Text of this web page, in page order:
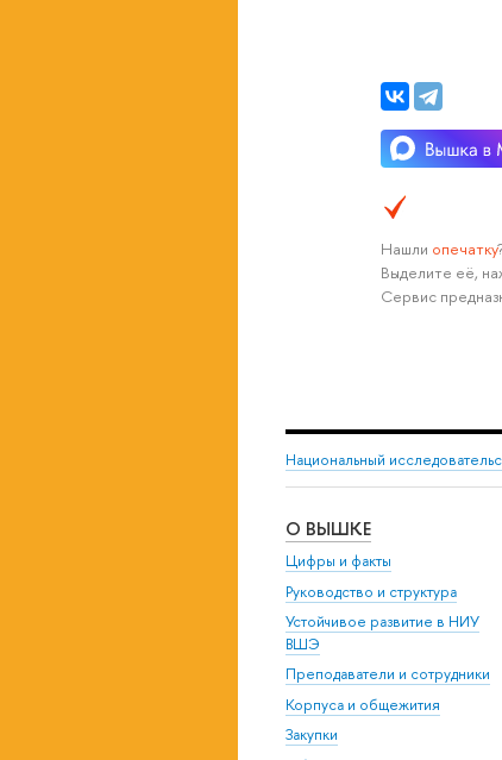
Нашли опечатку
Выделите её,
Сервис
Национальный
О ВЫШКЕ
Цифры и факты
Руководство и структура
Устойчивое развитие в НИУ
ВШЭ
Преподаватели и сотрудники
Корпуса и общежития
Закупки